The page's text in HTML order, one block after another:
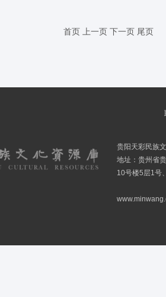
首页 上一页 下一页 尾页
贵阳天彩民族
地址：贵州省
10号楼5层1号